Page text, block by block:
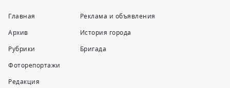
Главная
Архив
Рубрики
Фоторепортажи
Редакция
Реклама и объявления
История города
Бригада